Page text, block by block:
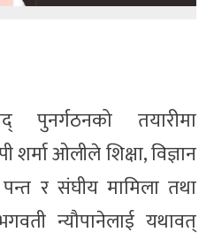
पुनर्गठनको तयारीमा
शर्मा ओलीले शिक्षा, विज्ञान
पन्त र संघीय मामिला तथा
न्यौपानेलाई यथावत्